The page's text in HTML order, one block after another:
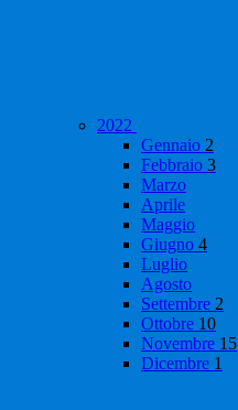
2022
Gennaio 2
Febbraio 3
Marzo
Aprile
Maggio
Giugno 4
Luglio
Agosto
Settembre 2
Ottobre 10
Novembre 15
Dicembre 1